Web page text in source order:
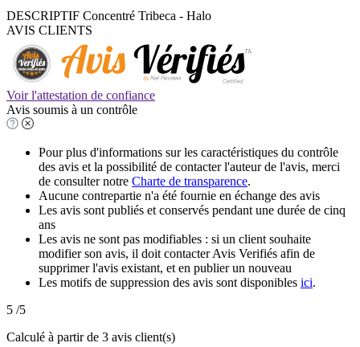
DESCRIPTIF Concentré Tribeca - Halo
AVIS CLIENTS
Voir l'attestation de confiance
Avis soumis à un contrôle
Pour plus d'informations sur les caractéristiques du contrôle
des avis et la possibilité de contacter l'auteur de l'avis, merci
de consulter notre Charte de transparence.
Aucune contrepartie n'a été fournie en échange des avis
Les avis sont publiés et conservés pendant une durée de cinq
ans
Les avis ne sont pas modifiables : si un client souhaite
modifier son avis, il doit contacter Avis Verifiés afin de
supprimer l'avis existant, et en publier un nouveau
Les motifs de suppression des avis sont disponibles ici.
5 /5
Calculé à partir de 3 avis client(s)